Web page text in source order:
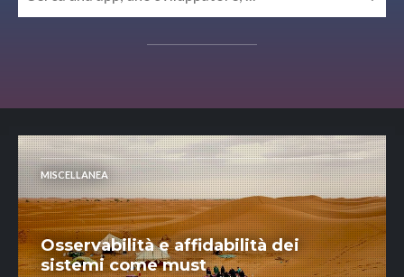
MISCELLANEA
Osservabilità e affidabilità dei
sistemi come must